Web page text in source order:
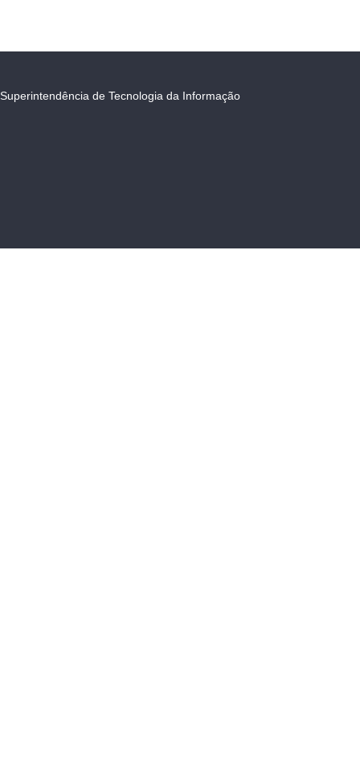
Superintendência de Tecnologia da Informação